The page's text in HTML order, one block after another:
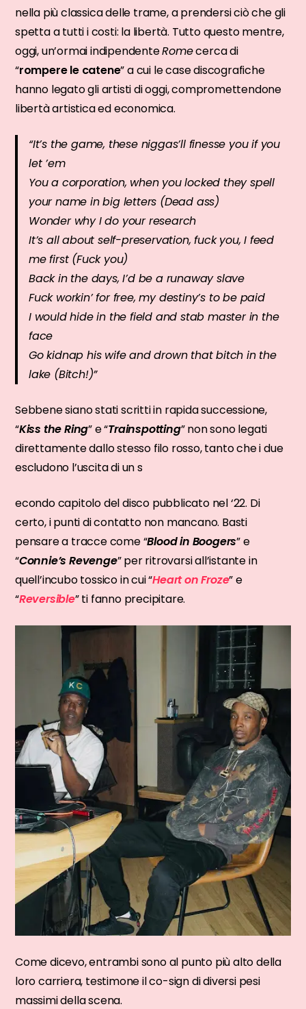
nella più classica delle trame, a prendersi ciò che gli
spetta a tutti i costi: la libertà. Tutto questo mentre,
oggi, un’ormai indipendenteRomecerca di
“rompere le catene” a cui le case discografiche
hanno legato gli artisti di oggi, compromettendone
libertà artistica ed economica.
“It’s the game, these niggas’ll finesse you if you
let ’em
You a corporation, when you locked they spell
your name in big letters (Dead ass)
Wonder why I do your research
It’s all about self-preservation, fuck you, I feed
me first (Fuck you)
Back in the days, I’d be a runaway slave
Fuck workin’ for free, my destiny’s to be paid
I would hide in the field and stab master in the
face
Go kidnap his wife and drown that bitch in the
lake (Bitch!)”
Sebbene siano stati scritti in rapida successione,
“Kiss the Ring” e “Trainspotting” non sono legati
direttamente dallo stesso filo rosso, tanto che i due
escludono l’uscita di un s
econdo capitolo del disco pubblicato nel ‘22. Di
certo, i punti di contatto non mancano. Basti
pensare a tracce come “Blood in Boogers” e
“Connie’s Revenge” per ritrovarsi all’istante in
quell’incubo tossico in cui “Heart on Froze” e
“Reversible” ti fanno precipitare.
Come dicevo, entrambi sono al punto più alto della
loro carriera, testimone il co-sign di diversi pesi
massimi della scena.